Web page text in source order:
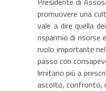
promuovere una
vale a dire quella
risparmio di risorse
ruolo importante
passo con
limitano più a
ascolto, confronto,